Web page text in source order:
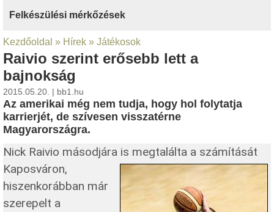
Felkészülési mérkőzések
Kezdőoldal » Hírek » Játékosok
Raivio szerint erősebb lett a
bajnokság
2015.05.20. | bb1.hu
Az amerikai még nem tudja, hogy hol folytatja
karrierjét, de szívesen visszatérne
Magyarországra.
Nick Raivio másodjára is megtalálta a számítását
Kaposváron,
hiszenkorábban már
szerepelt a